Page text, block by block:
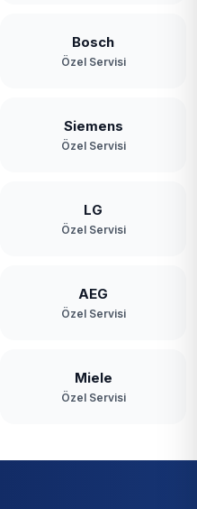
Bosch
Özel Servisi
Siemens
Özel Servisi
LG
Özel Servisi
AEG
Özel Servisi
Miele
Özel Servisi